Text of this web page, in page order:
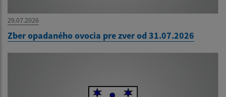
29.07.2026
Zber opadaného ovocia pre zver od 31.07.2026